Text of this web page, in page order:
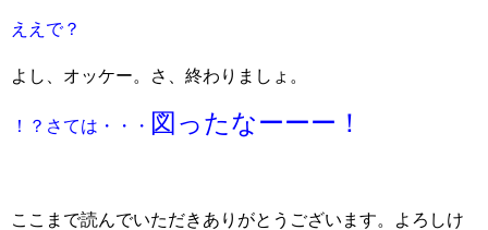
ええで？
よし、オッケー。さ、終わりましょ。
！？さては・・・ 図ったなーーー！
ここまで読んでいただきありがとうございます。よろしけ